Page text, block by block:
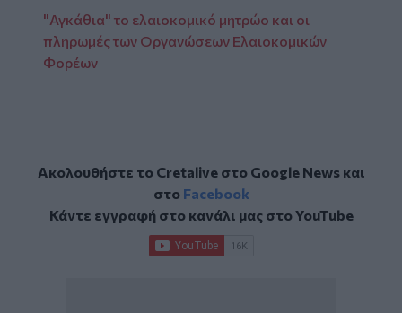
"Αγκάθια" το ελαιοκομικό μητρώο και οι
πληρωμές των Οργανώσεων Ελαιοκομικών
Φορέων
Ακολουθήστε το Cretalive στο Google Newsκαι
στο Facebook
Κάντε εγγραφή στο κανάλι μας στοYouTube